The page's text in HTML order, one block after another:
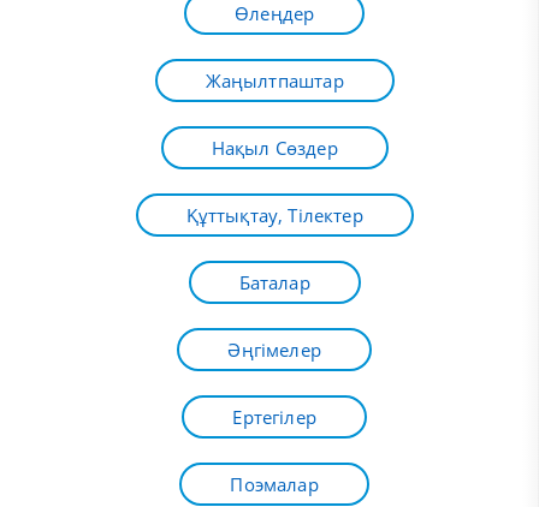
Өлеңдер
Жаңылтпаштар
Нақыл Сөздер
Құттықтау, Тілектер
Баталар
Әңгімелер
Ертегілер
Поэмалар